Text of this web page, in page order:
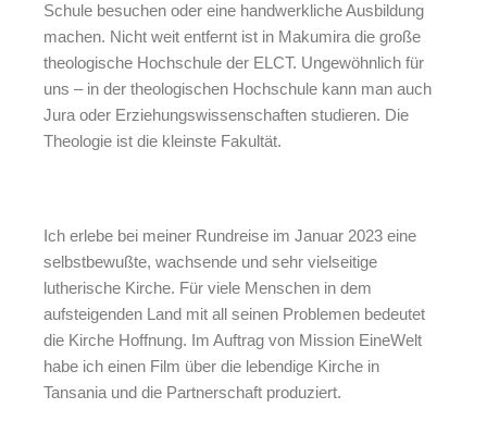
Schule besuchen oder eine handwerkliche Ausbildung
machen. Nicht weit entfernt ist in Makumira die große
theologische Hochschule der ELCT. Ungewöhnlich für
uns – in der theologischen Hochschule kann man auch
Jura oder Erziehungswissenschaften studieren. Die
Theologie ist die kleinste Fakultät.
Ich erlebe bei meiner Rundreise im Januar 2023 eine
selbstbewußte, wachsende und sehr vielseitige
lutherische Kirche. Für viele Menschen in dem
aufsteigenden Land mit all seinen Problemen bedeutet
die Kirche Hoffnung. Im Auftrag von Mission EineWelt
habe ich einen Film über die lebendige Kirche in
Tansania und die Partnerschaft produziert.